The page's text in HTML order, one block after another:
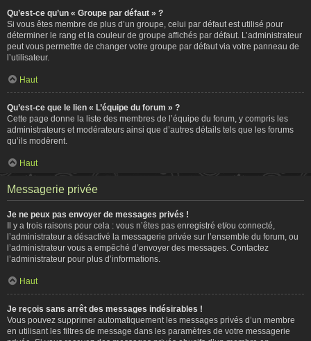
Qu’est-ce qu’un « Groupe par défaut » ?
Si vous êtes membre de plus d’un groupe, celui par défaut est utilisé pour
déterminer le rang et la couleur de groupe affichés par défaut. L’administrateur
peut vous permettre de changer votre groupe par défaut via votre panneau de
l’utilisateur.
Haut
Qu’est-ce que le lien « L’équipe du forum » ?
Cette page donne la liste des membres de l’équipe du forum, y compris les
administrateurs et modérateurs ainsi que d’autres détails tels que les forums
qu’ils modèrent.
Haut
Messagerie privée
Je ne peux pas envoyer de messages privés !
Il y a trois raisons pour cela : vous n’êtes pas enregistré et/ou connecté,
l’administrateur a désactivé la messagerie privée sur l’ensemble du forum, ou
l’administrateur vous a empêché d’envoyer des messages. Contactez
l’administrateur pour plus d’informations.
Haut
Je reçois sans arrêt des messages indésirables !
Vous pouvez supprimer automatiquement les messages privés d’un membre
en utilisant les filtres de message dans les paramètres de votre messagerie